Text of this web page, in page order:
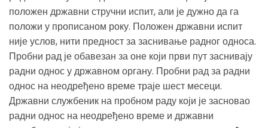
положен државни стручни испит, али је дужно да га
положи у прописаном року. Положен државни испит
није услов, нити предност за заснивање радног односа.
Пробни рад је обавезан за оне који први пут заснивају
радни однос у државном органу. Пробни рад за радни
однос на неодређено време траје шест месеци.
Државни службеник на пробном раду који је засновао
радни однос на неодређено време и државни